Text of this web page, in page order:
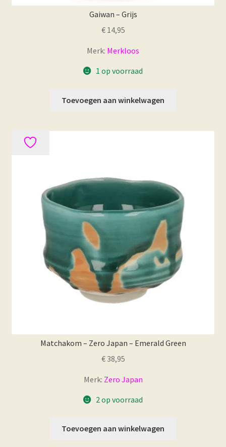
Gaiwan – Grijs
€14,95
Merk: Merkloos
1 op voorraad
Toevoegen aan winkelwagen
Matchakom – Zero Japan – Emerald Green
€38,95
Merk: Zero Japan
2 op voorraad
Toevoegen aan winkelwagen